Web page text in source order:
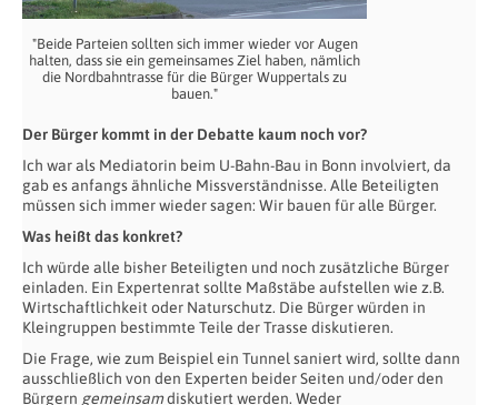
"Beide Parteien sollten sich immer wieder vor Augen
halten, dass sie ein gemeinsames Ziel haben, nämlich
die Nordbahntrasse für die Bürger Wuppertals zu
bauen."
Der Bürger kommt in der Debatte kaum noch vor?
Ich war als Mediatorin beim U-Bahn-Bau in Bonn involviert, da
gab es anfangs ähnliche Missverständnisse. Alle Beteiligten
müssen sich immer wieder sagen: Wir bauen für alle Bürger.
Was heißt das konkret?
Ich würde alle bisher Beteiligten und noch zusätzliche Bürger
einladen. Ein Expertenrat sollte Maßstäbe aufstellen wie z.B.
Wirtschaftlichkeit oder Naturschutz. Die Bürger würden in
Kleingruppen bestimmte Teile der Trasse diskutieren.
Die Frage, wie zum Beispiel ein Tunnel saniert wird, sollte dann
ausschließlich von den Experten beider Seiten und/oder den
Bürgern gemeinsamdiskutiert werden. Weder